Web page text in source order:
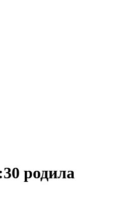
родила